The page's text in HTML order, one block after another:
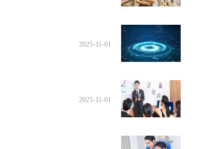
2025-11-01
2025-11-01